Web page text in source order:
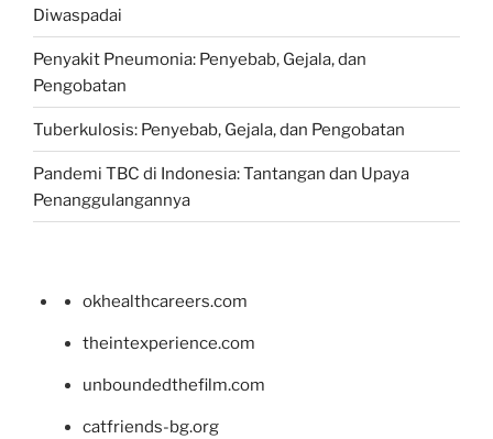
Diwaspadai
Penyakit Pneumonia: Penyebab, Gejala, dan
Pengobatan
Tuberkulosis: Penyebab, Gejala, dan Pengobatan
Pandemi TBC di Indonesia: Tantangan dan Upaya
Penanggulangannya
okhealthcareers.com
theintexperience.com
unboundedthefilm.com
catfriends-bg.org